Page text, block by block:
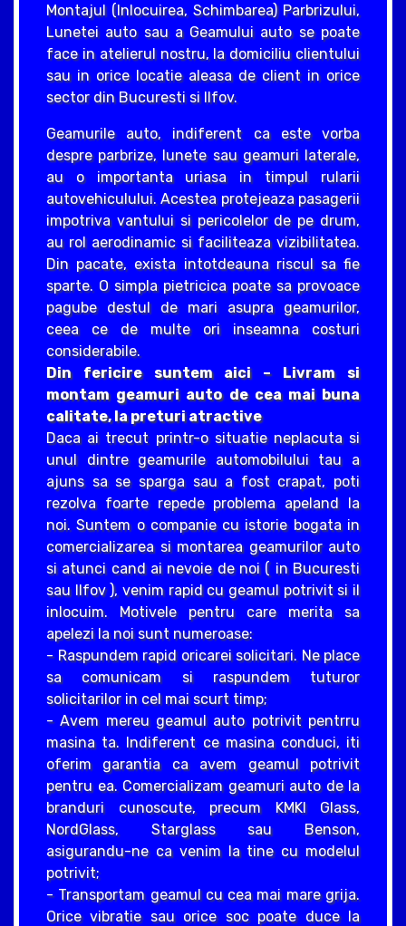
Montajul (Inlocuirea, Schimbarea) Parbrizului,
Lunetei auto sau a Geamului auto se poate
face in atelierul nostru, la domiciliu clientului
sau in orice locatie aleasa de client in orice
sector din Bucuresti si Ilfov.
Geamurile auto, indiferent ca este vorba
despre parbrize, lunete sau geamuri laterale,
au o importanta uriasa in timpul rularii
autovehiculului. Acestea protejeaza pasagerii
impotriva vantului si pericolelor de pe drum,
au rol aerodinamic si faciliteaza vizibilitatea.
Din pacate, exista intotdeauna riscul sa fie
sparte. O simpla pietricica poate sa provoace
pagube destul de mari asupra geamurilor,
ceea ce de multe ori inseamna costuri
considerabile.
Din fericire suntem aici – Livram si
montam geamuri auto de cea mai buna
calitate, la preturi atractive
Daca ai trecut printr-o situatie neplacuta si
unul dintre geamurile automobilului tau a
ajuns sa se sparga sau a fost crapat, poti
rezolva foarte repede problema apeland la
noi. Suntem o companie cu istorie bogata in
comercializarea si montarea geamurilor auto
si atunci cand ai nevoie de noi ( in Bucuresti
sau Ilfov ), venim rapid cu geamul potrivit si il
inlocuim. Motivele pentru care merita sa
apelezi la noi sunt numeroase:
- Raspundem rapid oricarei solicitari. Ne place
sa comunicam si raspundem tuturor
solicitarilor in cel mai scurt timp;
- Avem mereu geamul auto potrivit pentrru
masina ta. Indiferent ce masina conduci, iti
oferim garantia ca avem geamul potrivit
pentru ea. Comercializam geamuri auto de la
branduri cunoscute, precum KMKI Glass,
NordGlass, Starglass sau Benson,
asigurandu-ne ca venim la tine cu modelul
potrivit;
- Transportam geamul cu cea mai mare grija.
Orice vibratie sau orice soc poate duce la